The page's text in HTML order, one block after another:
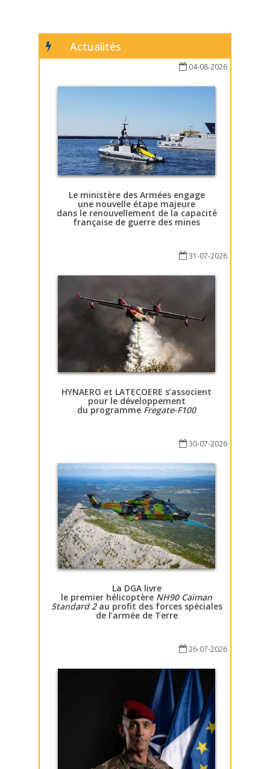
Actualités
04-08-2026
Le ministère des Armées engage
une nouvelle étape majeure
dans le renouvellement de la capacité
française de guerre des mines
31-07-2026
HYNAERO et LATECOERE s’associent
pour le développement
du programme Fregate-F100
30-07-2026
La DGA livre
le premier hélicoptère NH90 Caïman
Standard 2au profit des forces spéciales
de l’armée de Terre
26-07-2026